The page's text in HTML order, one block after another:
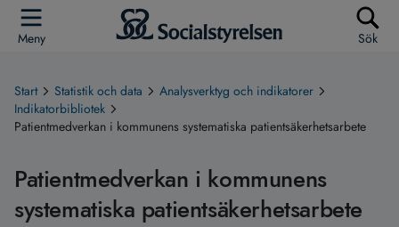
Meny Sök
Start Statistik och data
Analysverktyg och indikatorer
Indikatorbibliotek
Patientmedverkan i kommunens systematiska patientsäkerhetsarbete
Patientmedverkan i kommunens
systematiska patientsäkerhetsarbete